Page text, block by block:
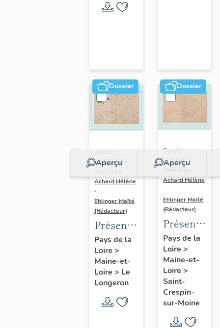
Dossier
Aperçu
IA49010565 |
Achard Hélène
-
Ehlinger Maïté
(Rédacteur)
Présentation
du
patrimoine
industriel
de la
commune
du
Pays de la
Loire >
Maine-et-
Loire > Le
Longeron
Dossier
Aperçu
Dossier
IA49010581 |
Achard Hélène
-
Ehlinger Maïté
(Rédacteur)
du
patrimoine
industriel
de la
commune
de Saint-
Crespin-
Pays de la
Loire >
Maine-et-
Loire >
Saint-
Crespin-
sur-Moine